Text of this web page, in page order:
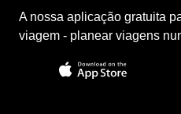
A nossa aplicação gratuita
viagem - planear viagens